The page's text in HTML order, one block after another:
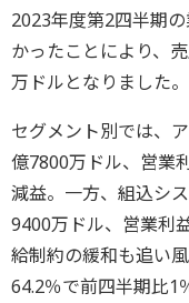
2023年度第2四半期
かったことにより、
万ドルとなりました。
セグメント別では、
億7800万ドル、営業
減益。一方、組込シ
9400万ドル、営業利
給制約の緩和も追い
64.2％で前四半期比1